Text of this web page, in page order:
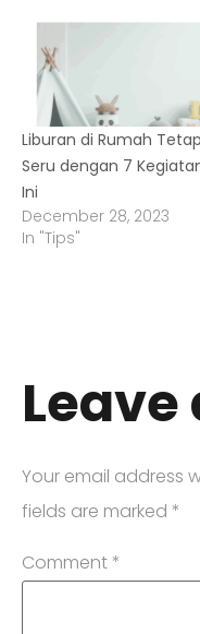
Liburan di Rumah Tetap
Seru dengan 7
Ini
December 28, 2023
In "Tips"
Leave
Your email address
fields are marked *
Comment *